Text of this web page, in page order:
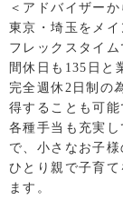
＜アドバイザーか
東京・埼玉をメイ
フレックスタイ
間休日も135日と
完全週休2日制の
得することも可能
各種手当も充実
で、小さなお子様
ひとり親で子育
ます。